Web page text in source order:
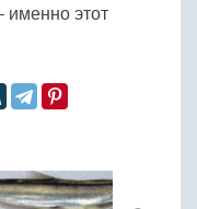
именно этот